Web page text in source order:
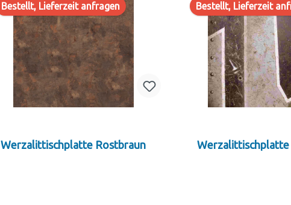
Bestellt, Lieferzeit anfragen
Werzalittischplatte Rostbraun
Bestellt, Lieferzeit
Werzalittischplatte